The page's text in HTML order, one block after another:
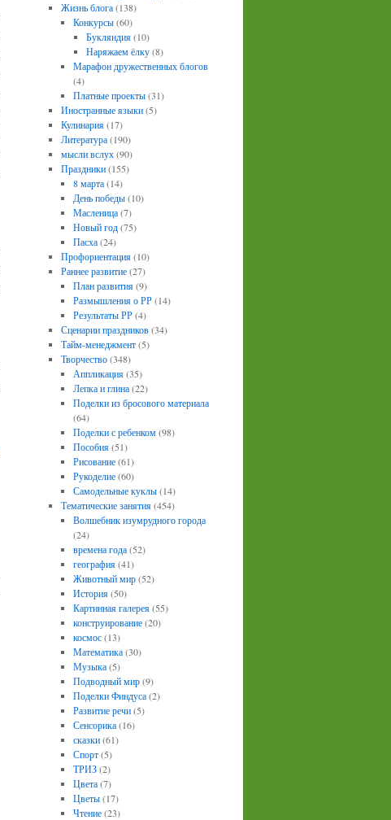
Жизнь блога(138)
Конкурсы(60)
Букляндия(10)
Наряжаем ёлку(8)
Марафон дружественных блогов
(4)
Платные проекты(31)
Иностранные языки(5)
Кулинария(17)
Литература(190)
мысли вслух(90)
Праздники(155)
8 марта(14)
День победы(10)
Масленица(7)
Новый год(75)
Пасха(24)
Профориентация(10)
Раннее развитие(27)
План развития(9)
Размышления о РР(14)
Результаты РР(4)
Сценарии праздников(34)
Тайм-менеджмент(5)
Творчество(348)
Аппликация(35)
Лепка и глина(22)
Поделки из бросового материала
(64)
Поделки с ребенком(98)
Пособия(51)
Рисование(61)
Рукоделие(60)
Самодельные куклы(14)
Тематические занятия(454)
Волшебник изумрудного города
(24)
времена года(52)
география(41)
Животный мир(52)
История(50)
Картинная галерея(55)
конструирование(20)
космос(13)
Математика(30)
Музыка(5)
Подводный мир(9)
Поделки Финдуса(2)
Развитие речи(5)
Сенсорика(16)
сказки(61)
Спорт(5)
ТРИЗ(2)
Цвета(7)
Цветы(17)
Чтение(23)